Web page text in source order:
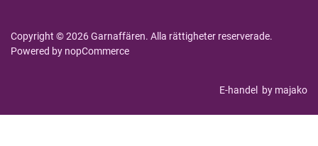
Copyright © 2026 Garnaffären. Alla rättigheter reserverade.
Powered by nopCommerce
E-handel by majako